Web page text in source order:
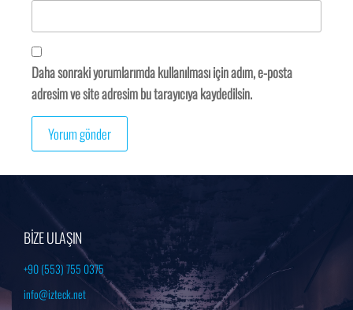
Daha sonraki yorumlarımda kullanılması için adım, e-posta
adresim ve site adresim bu tarayıcıya kaydedilsin.
BİZE ULAŞIN
+90 (553) 755 0375
info@izteck.net